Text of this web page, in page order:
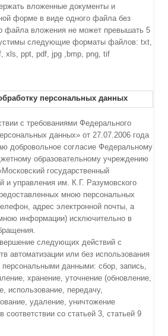
вложенные документы и
форме в виде одного файла без
файла вложения не может превышать 5
следующие форматы файлов: txt,
xls, ppt, pdf, jpg ,bmp, png, tif
персональных данных
с требованиями Федерального
данных» от 27.07.2006 года
добровольное согласие Федеральному
образовательному учреждению
государственный
и управления им. К.Г. Разумовского
мною персональных
адрес электронной почты, а
информации) исключительно в
следующих действий с
автоматизации или без использования
персональными данными: сбор, запись,
хранение, уточнение (обновление,
использование, передачу,
удаление, уничтожение
со статьей 3, статьей 9